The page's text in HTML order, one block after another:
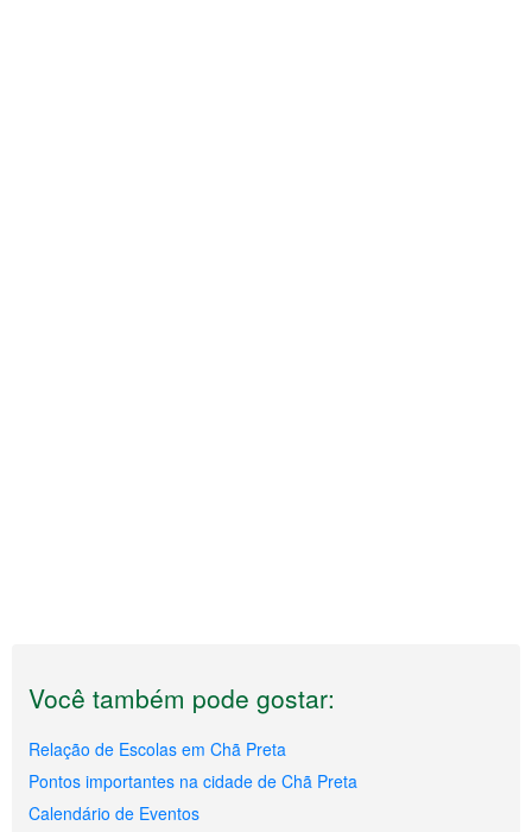
Você também pode gostar:
Relação de Escolas em Chã Preta
Pontos importantes na cidade de Chã Preta
Calendário de Eventos